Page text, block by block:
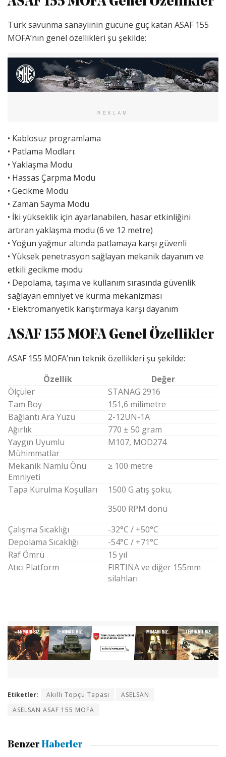
Türk savunma sanayiinin gücüne güç katan ASAF 155
MOFA’nın genel özellikleri şu şekilde:
REKLAM
• Kablosuz programlama
• Patlama Modları:
• Yaklaşma Modu
• Hassas Çarpma Modu
• Gecikme Modu
• Zaman Sayma Modu
• İki yükseklik için ayarlanabilen, hasar etkinliğini
artıran yaklaşma modu (6 ve 12 metre)
• Yoğun yağmur altında patlamaya karşı güvenli
• Yüksek penetrasyon sağlayan mekanik dayanım ve
etkili gecikme modu
• Depolama, taşıma ve kullanım sırasında güvenlik
sağlayan emniyet ve kurma mekanizması
• Elektromanyetik karıştırmaya karşı dayanım
ASAF 155 MOFA Genel Özellikler
ASAF 155 MOFA’nın teknik özellikleri şu şekilde:
Özellik
Değer
Ölçüler
STANAG 2916
Tam Boy
151,6 milimetre
Bağlantı Ara Yüzü
2-12UN-1A
Ağırlık
770 ± 50 gram
Yaygın Uyumlu
Mühimmatlar
M107, MOD274
Mekanik Namlu Önü
Emniyeti
≥ 100 metre
Tapa Kurulma Koşulları
1500 G atış şoku,
3500 RPM dönü
Çalışma Sıcaklığı
-32°C / +50°C
Depolama Sıcaklığı
-54°C / +71°C
Raf Ömrü
15 yıl
Atıcı Platform
FIRTINA ve diğer 155mm
silahları
Etiketler: Akıllı Topçu Tapası
ASELSAN
ASELSAN ASAF 155 MOFA
Benzer Haberler